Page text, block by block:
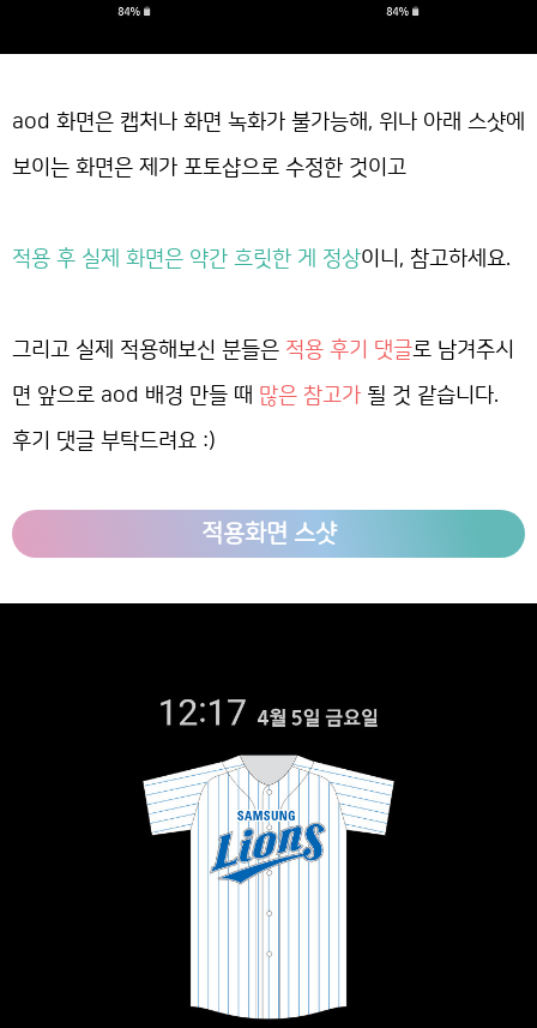
aod 화면은 캡처나 화면 녹화가 불가능해, 위나 아래 스샷에
보이는 화면은 제가 포토샵으로 수정한 것이고
적용 후 실제 화면은 약간 흐릿한 게 정상이니, 참고하세요.
그리고 실제 적용해보신 분들은 적용 후기 댓글로 남겨주시
면 앞으로 aod 배경 만들 때 많은 참고가 될 것 같습니다.
후기 댓글 부탁드려요 :)
적용화면 스샷